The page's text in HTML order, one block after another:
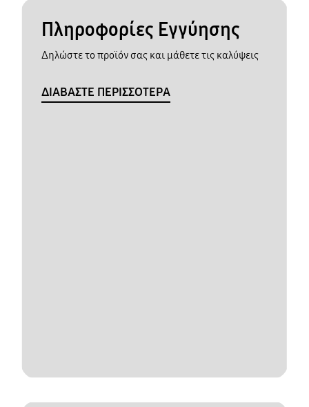
Πληροφορίες Εγγύησης
Δηλώστε το προϊόν σας και μάθετε τις καλύψεις
ΔΙΑΒΑΣΤΕ ΠΕΡΙΣΣΟΤΕΡΑ